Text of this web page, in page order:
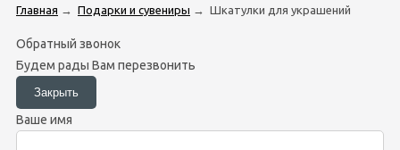
Главная → Подарки и сувениры → Шкатулки для украшений
Обратный звонок
Будем рады Вам перезвонить
Ваше имя